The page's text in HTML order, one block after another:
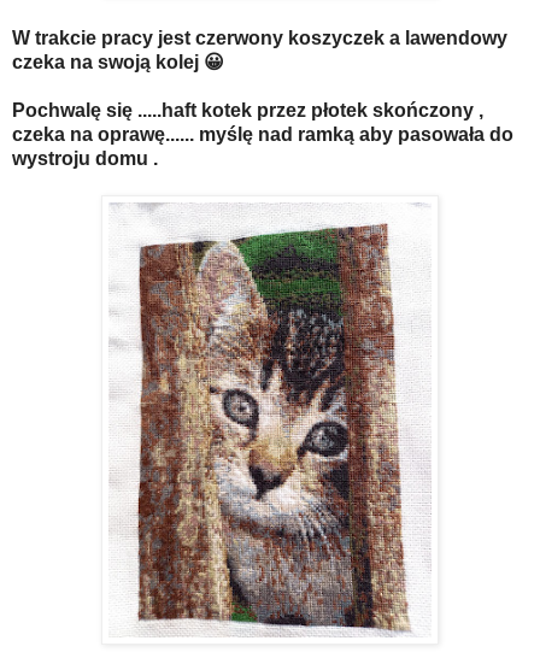
W trakcie pracy jest czerwony koszyczek a lawendowy
czeka na swoją kolej 😀
Pochwalę się .....haft kotek przez płotek skończony ,
czeka na oprawę...... myślę nad ramką aby pasowała do
wystroju domu .